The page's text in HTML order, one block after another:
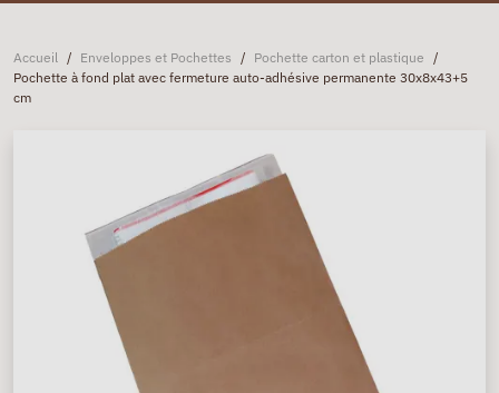
Accueil / Enveloppes et Pochettes / Pochette carton et plastique /
Pochette à fond plat avec fermeture auto-adhésive permanente 30x8x43+5
cm